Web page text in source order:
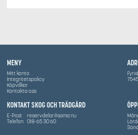
MENY
Mitt konto
Integritetspolicy
Köpvillkor
Kontakta oss
KONTAKT SKOG OCH TRÄDGÅRD
E-Post
reservdelar@sama.nu
Telefon 018-65 30 60